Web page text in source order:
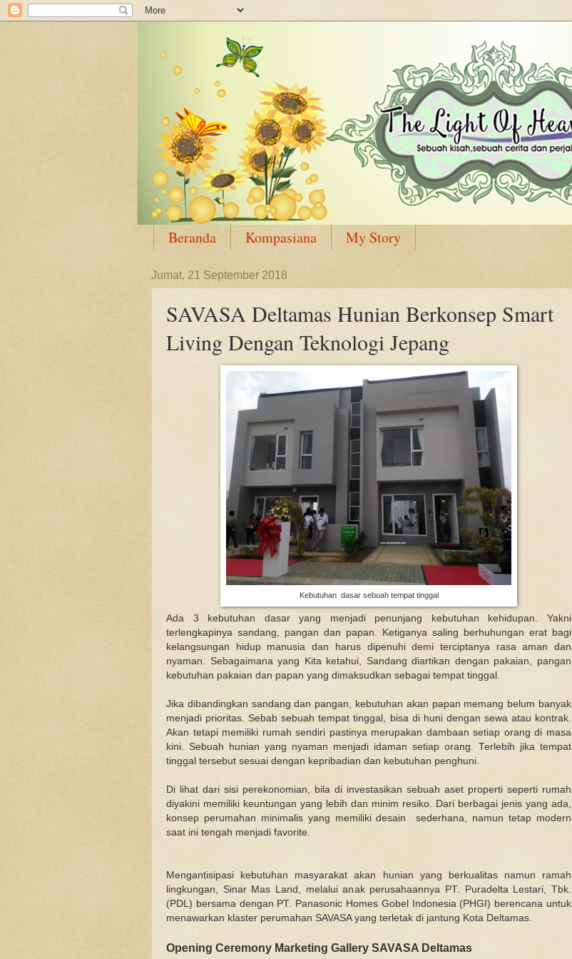
Beranda Kompasiana My Story
Jumat, 21 September 2018
SAVASA Deltamas Hunian Berkonsep Smart
Living Dengan Teknologi Jepang
Kebutuhan dasar sebuah tempat tinggal
Ada 3 kebutuhan dasar yang menjadi penunjang kebutuhan kehidupan. Yakni
terlengkapinya sandang, pangan dan papan. Ketiganya saling berhuhungan erat bagi
kelangsungan hidup manusia dan harus dipenuhi demi terciptanya rasa aman dan
nyaman. Sebagaimana yang Kita ketahui, Sandang diartikan dengan pakaian, pangan
kebutuhan pakaian dan papan yang dimaksudkan sebagai tempat tinggal.
Jika dibandingkan sandang dan pangan, kebutuhan akan papan memang belum banyak
menjadi prioritas. Sebab sebuah tempat tinggal, bisa di huni dengan sewa atau kontrak.
Akan tetapi memiliki rumah sendiri pastinya merupakan dambaan setiap orang di masa
kini. Sebuah hunian yang nyaman menjadi idaman setiap orang. Terlebih jika tempat
tinggal tersebut sesuai dengan kepribadian dan kebutuhan penghuni.
Di lihat dari sisi perekonomian, bila di investasikan sebuah aset properti seperti rumah
diyakini memiliki keuntungan yang lebih dan minim resiko. Dari berbagai jenis yang ada,
konsep perumahan minimalis yang memiliki desain sederhana, namun tetap modern
saat ini tengah menjadi favorite.
Mengantisipasi kebutuhan masyarakat akan hunian yang berkualitas namun ramah
lingkungan, Sinar Mas Land, melalui anak perusahaannya PT. Puradelta Lestari, Tbk.
(PDL) bersama dengan PT. Panasonic Homes Gobel Indonesia (PHGI) berencana untuk
menawarkan klaster perumahan SAVASA yang terletak di jantung Kota Deltamas.
Opening Ceremony Marketing Gallery SAVASA Deltamas